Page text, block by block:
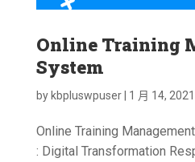
Online Training
System
by kbpluswpuser| 1 月 14, 2021
Online Training
: Digital Transformation